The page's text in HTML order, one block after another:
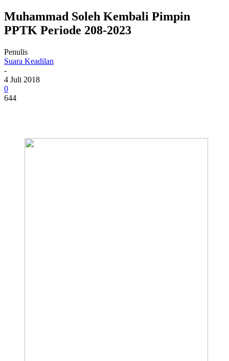
Muhammad Soleh Kembali Pimpin
PPTK Periode 208-2023
Penulis
Suara Keadilan
-
4 Juli 2018
0
644